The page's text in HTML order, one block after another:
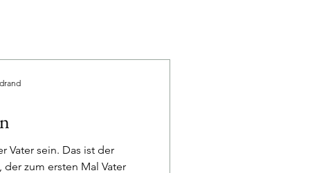
Vater sein. Das ist der
zum ersten Mal Vater